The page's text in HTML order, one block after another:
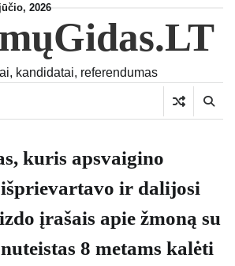
2026
kandidatai, referendumas
kuris apsvaigino
ir dalijosi
įrašais apie žmoną su
8 metams kalėti